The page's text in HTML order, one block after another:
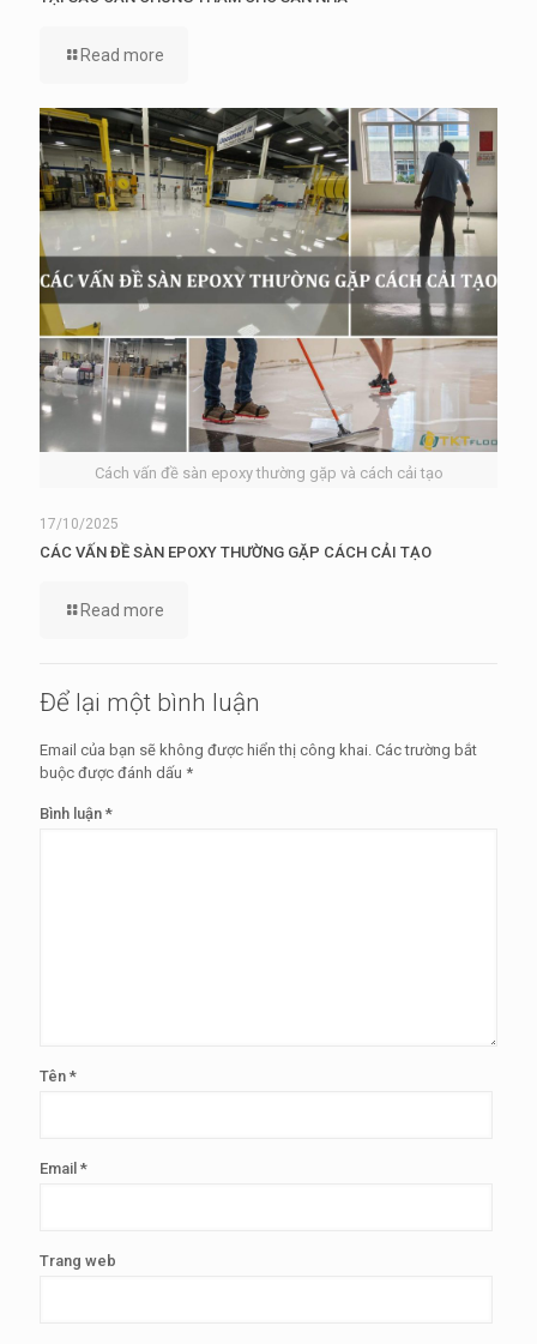
Read more
Cách vấn đề sàn epoxy thường gặp và cách cải tạo
17/10/2025
CÁC VẤN ĐỀ SÀN EPOXY THƯỜNG GẶP CÁCH CẢI TẠO
Read more
Để lại một bình luận
Email của bạn sẽ không được hiển thị công khai. Các trường bắt
buộc được đánh dấu *
Bình luận *
Tên *
Email *
Trang web